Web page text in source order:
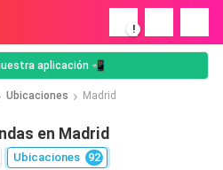
!
aplicación 📲
Ubicaciones Madrid
en Madrid
Ubicaciones 92